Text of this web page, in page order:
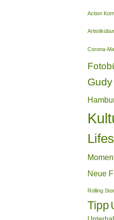
Action
Corona-
Neue
Rolling
Tipp